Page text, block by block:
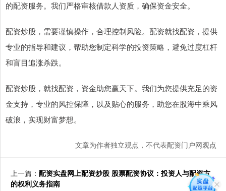
的配资服务。我们严格审核借款人资质，确保资金安全。
配资炒股，需要谨慎操作，合理控制风险。配资就找配资，提供
专业的指导和建议，帮助您制定科学的投资策略，避免过度杠杆
和盲目追涨杀跌。
配资炒股，就找配资，资金助您赢天下。我们为您提供充足的资
金支持，专业的风控保障，以及贴心的服务，助您在股海中乘风
破浪，实现财富梦想。
文章为作者独立观点，不代表配资门户网观点
上一篇： 配资实盘网上配资炒股 股票配资协议：投资人与配资方
的权利义务指南